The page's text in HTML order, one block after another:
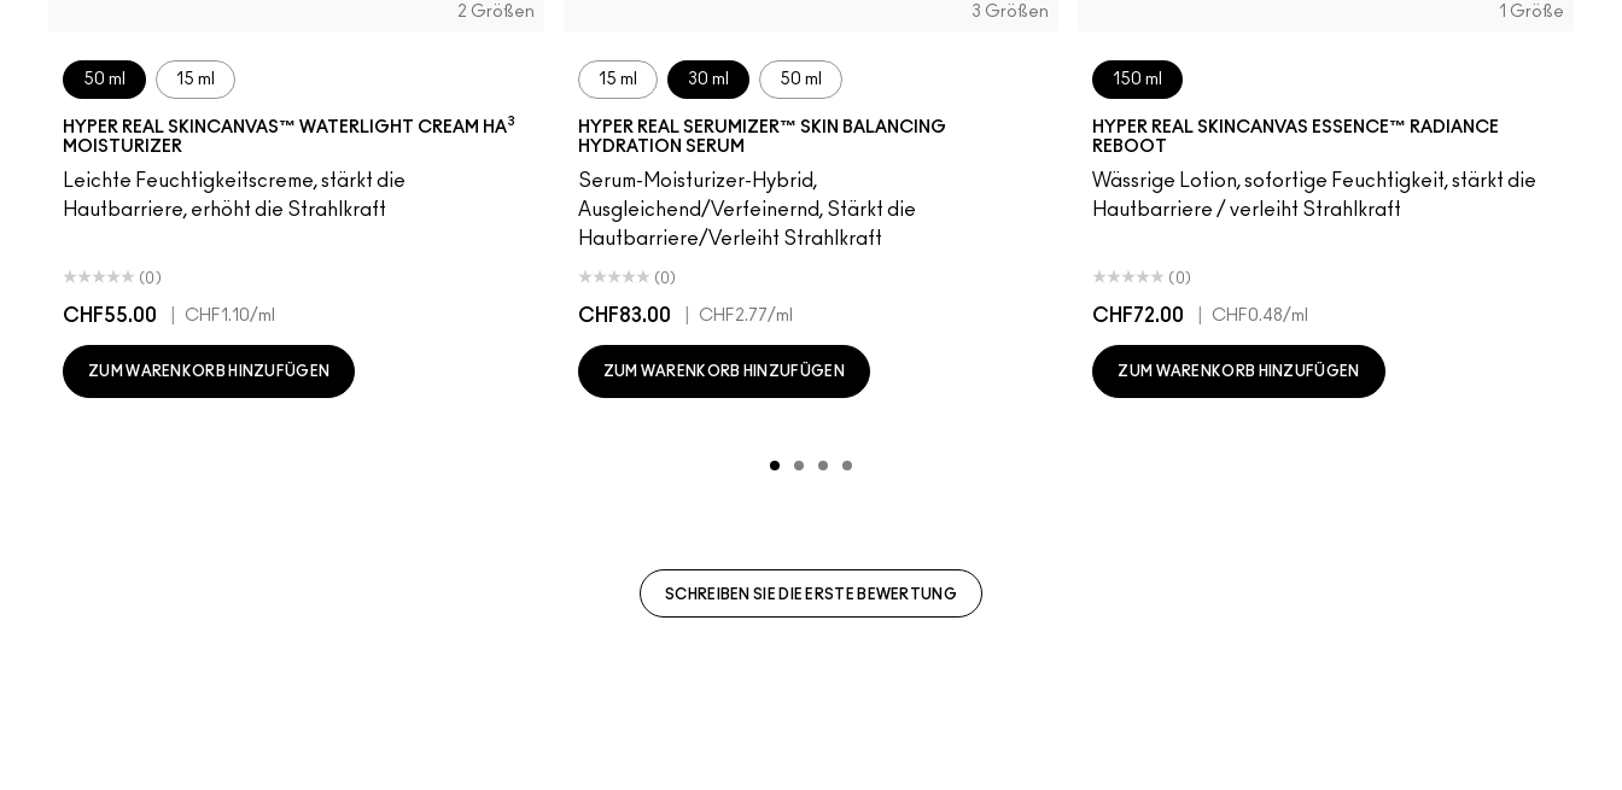
2 Größen
50 ml 15 ml
HYPER REAL SKINCANVAS™ WATERLIGHT CREAM HA3
MOISTURIZER
Leichte Feuchtigkeitscreme, stärkt die
Hautbarriere, erhöht die Strahlkraft
(0)
CHF55.00 CHF1.10/ml
ZUM WARENKORB HINZUFÜGEN
3 Größen
15 ml 30 ml 50 ml
HYPER REAL SERUMIZER™ SKIN BALANCING
HYDRATION SERUM
Serum-Moisturizer-Hybrid,
Ausgleichend/Verfeinernd, Stärkt die
Hautbarriere/Verleiht Strahlkraft
(0)
CHF83.00 CHF2.77/ml
ZUM WARENKORB HINZUFÜGEN
1 Größe
150 ml
HYPER REAL SKINCANVAS ESSENCE™ RADIANCE
REBOOT
Wässrige Lotion, sofortige Feuchtigkeit, stärkt die
Hautbarriere / verleiht Strahlkraft
(0)
CHF72.00 CHF0.48/ml
ZUM WARENKORB HINZUFÜGEN
SCHREIBEN SIE DIE ERSTE BEWERTUNG